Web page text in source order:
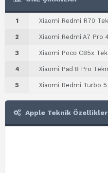
1 Xiaomi Redmi R70
2 Xiaomi Redmi A7 Pro
3 Xiaomi Poco C85x
4 Xiaomi Pad 8 Pro
5 Xiaomi Redmi Turbo
Apple Teknik Özellikler